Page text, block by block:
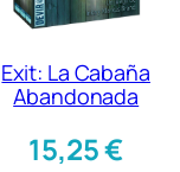
Exit: La Cabaña
Abandonada
15,25€